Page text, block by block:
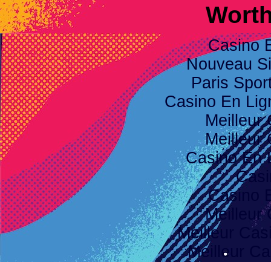
Casino
Nouveau
Paris
Casino En
Meilleur
Meilleur
Casino En
Casino
Meilleur
Meilleur
Meilleur